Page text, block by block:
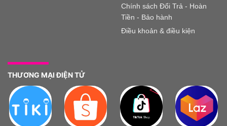
Chính sách Đổi Trả - Hoàn
Tiền - Bảo hành
Điều khoản & điều kiện
THƯƠNG MẠI ĐIỆN TỬ